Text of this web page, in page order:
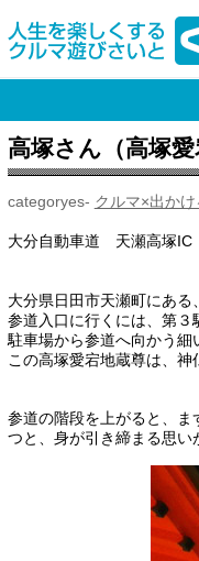
高塚さん（高塚
クルマ×出かけ
大分自動車道 天瀬高塚IC
大分県日田市天瀬町にある
参道入口に行くには、第３
駐車場から参道へ向かう細
この高塚愛宕地蔵尊は、神
参道の階段を上がると、
つと、身が引き締まる思い